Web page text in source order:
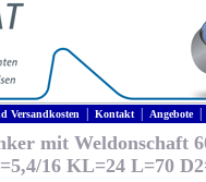
Versandkosten Kontakt| Angebote|
mit Weldonschaft
16 KL=24 L=70